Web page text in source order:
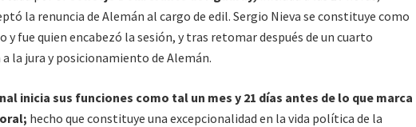
la renuncia de Alemán al cargo de edil. Sergio Nieva se constituye como
y fue quien encabezó la sesión, y tras retomar después de un cuarto
la jura y posicionamiento de Alemán.
inicia sus funciones como tal un mes y 21 días antes de lo que marca
hecho que constituye una excepcionalidad en la vida política de la